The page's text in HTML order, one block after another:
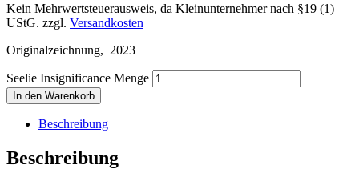
Kein Mehrwertsteuerausweis, da Kleinunternehmer nach §19 (1)
UStG. zzgl. Versandkosten
Originalzeichnung, 2023
Seelie Insignificance Menge
In den Warenkorb
Beschreibung
Beschreibung